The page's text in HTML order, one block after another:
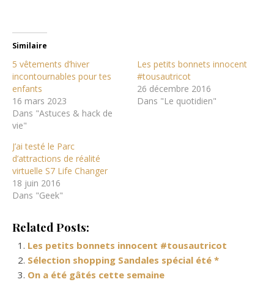
Similaire
5 vêtements d’hiver
incontournables pour tes
enfants
16 mars 2023
Dans "Astuces & hack de
vie"
Les petits bonnets innocent
#tousautricot
26 décembre 2016
Dans "Le quotidien"
J’ai testé le Parc
d’attractions de réalité
virtuelle S7 Life Changer
18 juin 2016
Dans "Geek"
Related Posts:
Les petits bonnets innocent #tousautricot
Sélection shopping Sandales spécial été *
On a été gâtés cette semaine